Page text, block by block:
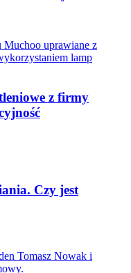
z firmy
Czy jest